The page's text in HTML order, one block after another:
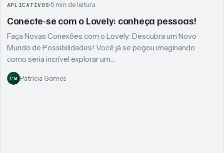
APLICATIVOS 5 min de leitura
Conecte-se com o Lovely: conheça pessoas!
Faça Novas Conexões com o Lovely: Descubra um Novo
Mundo de Possibilidades! Você já se pegou imaginando
como seria incrível explorar um…
PG Patrícia Gomes